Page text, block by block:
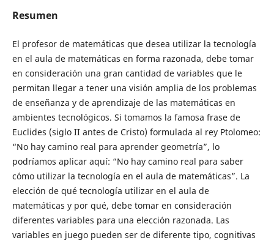
Resumen
El profesor de matemáticas que desea utilizar la tecnología
en el aula de matemáticas en forma razonada, debe tomar
en consideración una gran cantidad de variables que le
permitan llegar a tener una visión amplia de los problemas
de enseñanza y de aprendizaje de las matemáticas en
ambientes tecnológicos. Si tomamos la famosa frase de
Euclides (siglo II antes de Cristo) formulada al rey Ptolomeo:
“No hay camino real para aprender geometría”, lo
podríamos aplicar aquí: “No hay camino real para saber
cómo utilizar la tecnología en el aula de matemáticas”. La
elección de qué tecnología utilizar en el aula de
matemáticas y por qué, debe tomar en consideración
diferentes variables para una elección razonada. Las
variables en juego pueden ser de diferente tipo, cognitivas